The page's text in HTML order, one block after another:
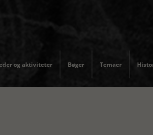
og aktiviteter Bøger Temaer